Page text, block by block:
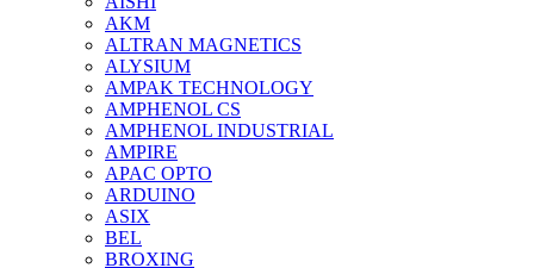
AKM
ALTRAN MAGNETICS
ALYSIUM
AMPAK TECHNOLOGY
AMPHENOL CS
AMPHENOL INDUSTRIAL
AMPIRE
APAC OPTO
ARDUINO
ASIX
BEL
BROXING